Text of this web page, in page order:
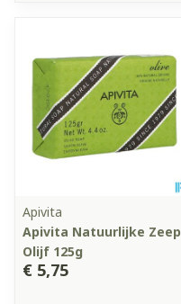
Apivita
Apivita Natuurlijke Zeep
Olijf 125g
€ 5,75